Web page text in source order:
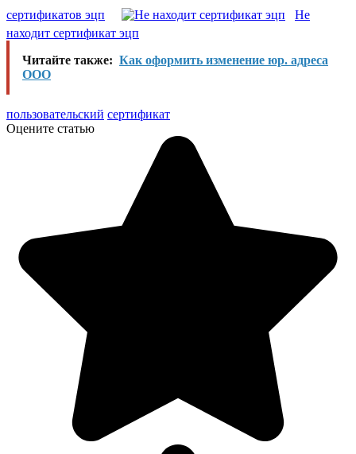
сертификатов эцп
Не
находит сертификат эцп
Читайте также: Как оформить изменение юр. адреса
ООО
пользовательский сертификат
Оцените статью